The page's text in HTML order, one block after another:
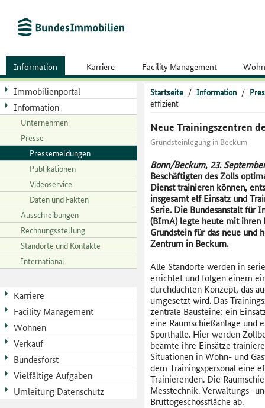
Information Karriere Facility Management
Immobilienportal
Information
Unternehmen
Presse
Pressemeldungen
Publikationen
Videoservice
Daten und Fakten
Ausschreibungen
Rechnungsstellung
Standorte und Kontakte
International
Karriere
Facility Management
Wohnen
Verkauf
Bundesforst
Vielfältige Aufgaben
Umleitung Datenschutz
Startseite / Information /
effizient
Neue Trainingszentren
Grundsteinlegung in Beckum
Bonn/Beckum, 23.September
Beschäftigten des Zolls
Dienst trainieren können,
insgesamt elf Einsatz und
Serie. Die Bundesanstalt für
(BImA) legte heute mit ihren
Grundstein für das neue und
Zentrum in Beckum.
Alle Standorte werden in
errichtet und folgen einem
durchdachten Konzept, das
umgesetzt wird. Das
zentrale Bausteine: ein
eine Raumschießanlage und
Sporthalle. Hier werden
beamte ihre Einsätze
Situationen in Wohn- und
dem Trainingspersonal eine
Trainierenden. Die
Messtechnik. Verwaltungs-
Bruttogeschossfläche ab.